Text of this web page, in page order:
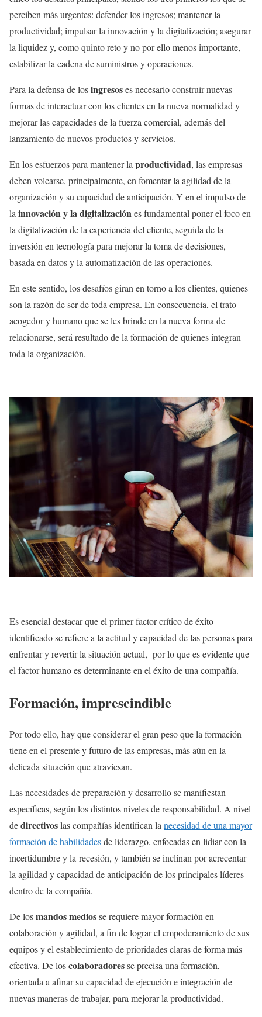
perciben más urgentes: defender los ingresos; mantener la
productividad; impulsar la innovación y la digitalización; asegurar
la liquidez y, como quinto reto y no por ello menos importante,
estabilizar la cadena de suministros y operaciones.
Para la defensa de losingresoses necesario construir nuevas
formas de interactuar con los clientes en la nueva normalidad y
mejorar las capacidades de la fuerza comercial, además del
lanzamiento de nuevos productos y servicios.
En los esfuerzos para mantener la productividad, las empresas
deben volcarse, principalmente, en fomentar la agilidad de la
organización y su capacidad de anticipación. Y en el impulso de
la innovación y la digitalizaciónes fundamental poner el foco en
la digitalización de la experiencia del cliente, seguida de la
inversión en tecnología para mejorar la toma de decisiones,
basada en datos y la automatización de las operaciones.
En este sentido, los desafíos giran en torno a los clientes, quienes
son la razón de ser de toda empresa. En consecuencia, el trato
acogedor y humano que se les brinde en la nueva forma de
relacionarse, será resultado de la formación de quienes integran
toda la organización.
Es esencial destacar que el primer factor crítico de éxito
identificado se refiere a la actitud y capacidad de las personas para
enfrentar y revertir la situación actual, por lo que es evidente que
el factor humano es determinante en el éxito de una compañía.
Formación, imprescindible
Por todo ello, hay que considerar el gran peso que la formación
tiene en el presente y futuro de las empresas, más aún en la
delicada situación que atraviesan.
Las necesidades de preparación y desarrollo se manifiestan
específicas, según los distintos niveles de responsabilidad. A nivel
dedirectivoslas compañías identifican lanecesidad de una mayor
formación de habilidadesde liderazgo, enfocadas en lidiar con la
incertidumbre y la recesión, y también se inclinan por acrecentar
la agilidad y capacidad de anticipación de los principales líderes
dentro de la compañía.
De losmandos mediosse requiere mayor formación en
colaboración y agilidad, a fin de lograr el empoderamiento de sus
equipos y el establecimiento de prioridades claras de forma más
efectiva. De loscolaboradoresse precisa una formación,
orientada a afinar su capacidad de ejecución e integración de
nuevas maneras de trabajar, para mejorar la productividad.